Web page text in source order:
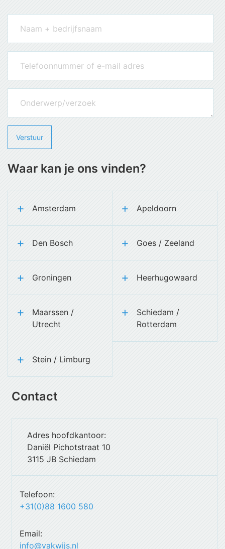
Waar kan je ons vinden?
Amsterdam Apeldoorn
Den Bosch Goes / Zeeland
Groningen Heerhugowaard
Maarssen /
Utrecht
Schiedam /
Rotterdam
Stein / Limburg
Contact
Adres hoofdkantoor:
Daniël Pichotstraat 10
3115 JB Schiedam
Telefoon:
+31(0)88 1600 580
Email:
info@vakwijs.nl